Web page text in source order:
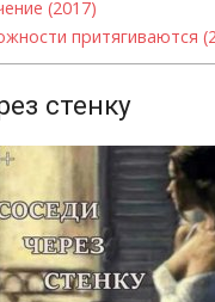
(2017)
притягиваются
стенку